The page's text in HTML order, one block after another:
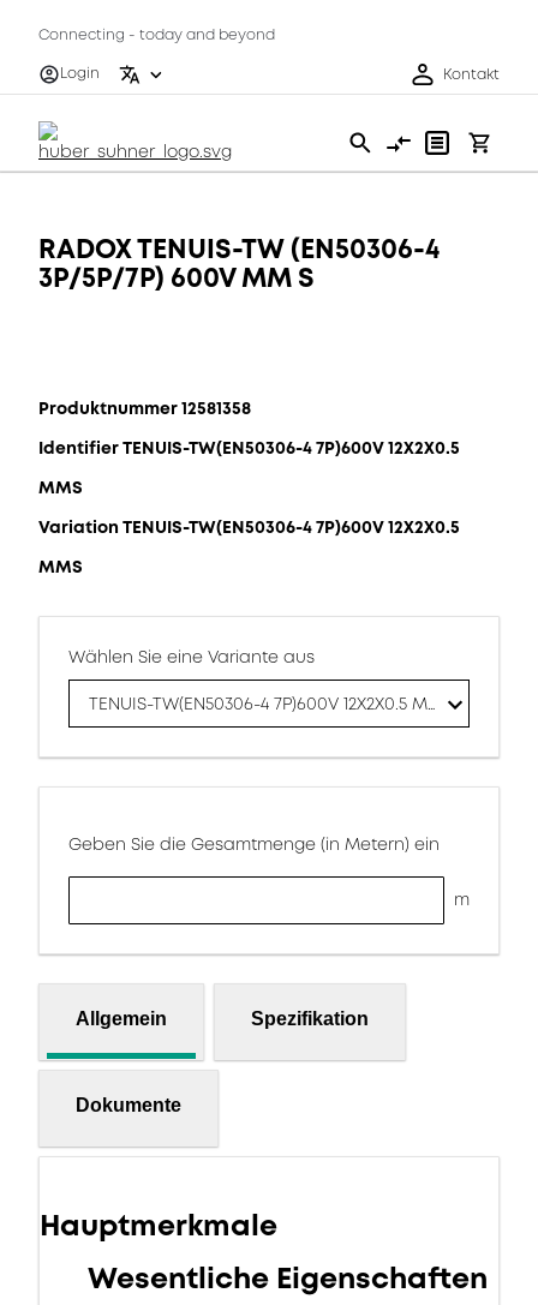
Connecting - today and beyond
Login
Kontakt
RADOX TENUIS-TW (EN50306-4
3P/5P/7P) 600V MM S
Produktnummer 12581358
Identifier TENUIS-TW(EN50306-4 7P)600V 12X2X0.5
MMS
Variation TENUIS-TW(EN50306-4 7P)600V 12X2X0.5
MMS
Wählen Sie eine Variante aus
TENUIS-TW(EN50306-4 7P)600V 12X2X0.5 MMS
Geben Sie die Gesamtmenge (in Metern) ein
m
Allgemein Spezifikation
Dokumente
Hauptmerkmale
Wesentliche Eigenschaften